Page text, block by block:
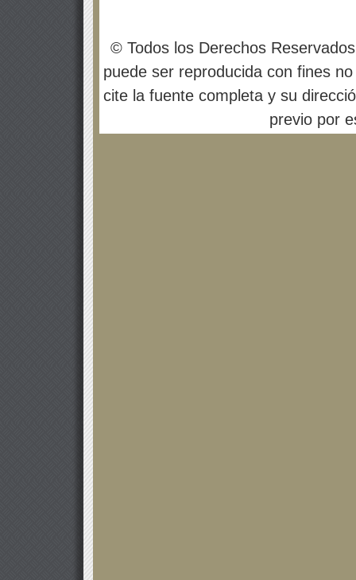
© Todos los Derechos
puede ser reproducida con fines
cite la fuente completa y su
previo por